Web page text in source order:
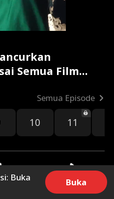
Semua Film
Semua Episode
10 11
Bagikan
Buka
Buka